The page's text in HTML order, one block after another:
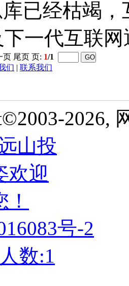
已经枯竭
一代互联
尾页 页: 1/1
们 | 联系我们
2026,
号-2
数:1